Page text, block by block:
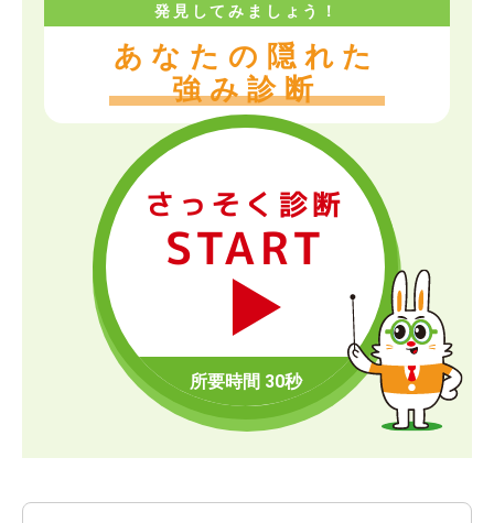
発見してみましょう！
あなたの隠れた
強み診断
さっそく診断
START